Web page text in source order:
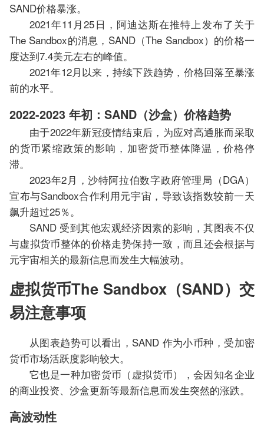
SAND价格暴涨。
2021年11月25日，阿迪达斯在推特上发布了关于
The Sandbox的消息，SAND（The Sandbox）的价格一
度达到7.4美元左右的峰值。
2021年12月以来，持续下跌趋势，价格回落至暴涨
前的水平。
2022-2023 年初：SAND（沙盒）价格趋势
由于2022年新冠疫情结束后，为应对高通胀而采取
的货币紧缩政策的影响，加密货币整体降温，价格停
滞。
2023年2月，沙特阿拉伯数字政府管理局（DGA）
宣布与Sandbox合作利用元宇宙，导致该指数较前一天
飙升超过25％。
SAND 受到其他宏观经济因素的影响，其图表不仅
与虚拟货币整体的价格走势保持一致，而且还会根据与
元宇宙相关的最新信息而发生大幅波动。
虚拟货币The Sandbox（SAND）交
易注意事项
从图表趋势可以看出，SAND 作为小币种，受加密
货币市场活跃度影响较大。
它也是一种加密货币（虚拟货币），会因知名企业
的商业投资、沙盒更新等最新信息而发生突然的涨跌。
高波动性